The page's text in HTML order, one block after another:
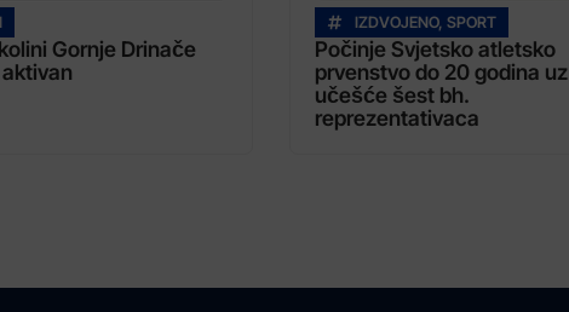
Gornje Drinače
IZDVOJENO, SPORT
Počinje Svjetsko atletsko
prvenstvo do 20 godina uz
učešće šest bh.
reprezentativaca